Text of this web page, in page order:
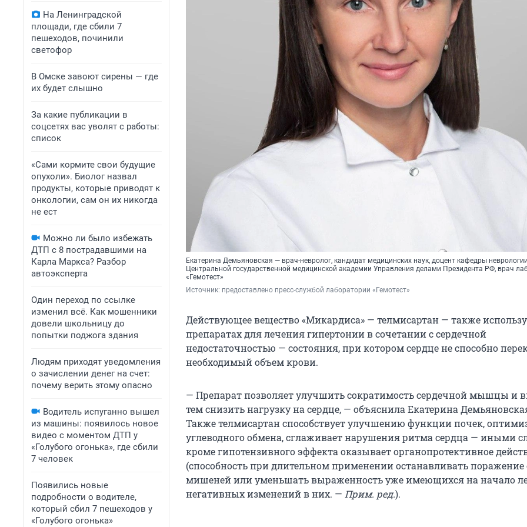
На Ленинградской
площади, где сбили 7
пешеходов, починили
светофор
В Омске завоют сирены — где
их будет слышно
За какие публикации в
соцсетях вас уволят с работы:
список
«Сами кормите свои будущие
опухоли». Биолог назвал
продукты, которые приводят к
онкологии, сам он их никогда
не ест
Можно ли было избежать
ДТП с 8 пострадавшими на
Карла Маркса? Разбор
автоэксперта
Один переход по ссылке
изменил всё. Как мошенники
довели школьницу до
попытки поджога здания
Людям приходят уведомления
о зачислении денег на счет:
почему верить этому опасно
Водитель испуганно вышел
из машины: появилось новое
видео с моментом ДТП у
«Голубого огонька», где сбили
7 человек
Появились новые
подробности о водителе,
который сбил 7 пешеходов у
«Голубого огонька»
Екатерина Демьяновская — врач-невролог, кандидат медицинских наук, доцент кафедры
Центральной государственной медицинской академии Управления делами Президента РФ, врач
«Гемотест»
Источник: предоставлено пресс-службой лаборатории «Гемотест»
Действующее вещество «Микардиса» — телмисартан — также
препаратах для лечения гипертонии в сочетании с сердечной
недостаточностью — состояния, при котором сердце не способно
необходимый объем крови.
— Препарат позволяет улучшить сократимость сердечной мышцы и
тем снизить нагрузку на сердце, — объяснила Екатерина
Также телмисартан способствует улучшению функции почек,
углеводного обмена, сглаживает нарушения ритма сердца — иными
кроме гипотензивного эффекта оказывает органопротективное
(способность при длительном применении останавливать поражение
мишеней или уменьшать выраженность уже имеющихся на начало
негативных изменений в них. — Прим. ред.).